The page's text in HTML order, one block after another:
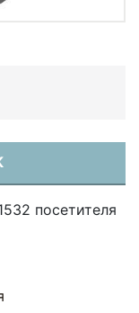
посетителя